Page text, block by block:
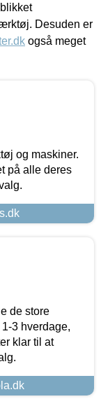
Desuden er
også meget
og maskiner.
på alle deres
de store
3 hverdage,
klar til at